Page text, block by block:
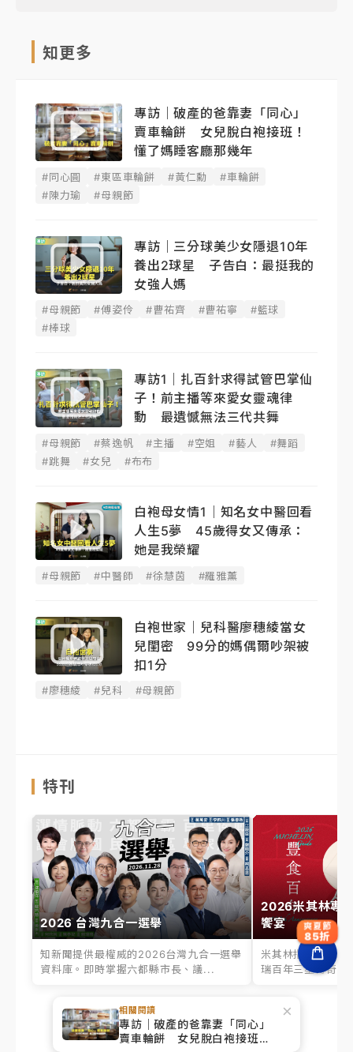
知更多
專訪｜破產的爸靠妻「同心」
賣車輪餅 女兒脫白袍接班！
懂了媽睡客廳那幾年
#同心圓 #東區車輪餅 #黃仁勳
#車輪餅
#陳力瑜
#母親節
專訪｜三分球美少女隱退10年
養出2球星 子告白：最挺我的
女強人媽
#母親節 #傅姿伶 #曹祐齊 #曹祐寧
#籃球
#棒球
專訪1｜扎百針求得試管巴掌仙
子！前主播等來愛女靈魂律
動 最遺憾無法三代共舞
#母親節 #蔡逸帆 #主播 #空姐 #藝人
#舞蹈
#跳舞
#女兒 #布布
白袍母女情1｜知名女中醫回看
人生5夢 45歲得女又傳承：
她是我榮耀
#母親節 #中醫師 #徐慧茵 #羅雅薰
白袍世家｜兒科醫廖穗綾當女
兒閨密 99分的媽偶爾吵架被
扣1分
#廖穗綾 #兒科 #母親節
特刊
2026 台灣九合一選舉
知新聞提供最權威的2026台灣九合一選舉
資料庫。即時掌握六都縣市長、議...
2026米其林專
饗宴
米其林指南百年之
瑞百年三星傳奇、
更多特刊 →
×
相關閱讀
專訪｜破產的爸靠妻「同心」
賣車輪餅 女兒脫白袍接班！
爽夏節
85折